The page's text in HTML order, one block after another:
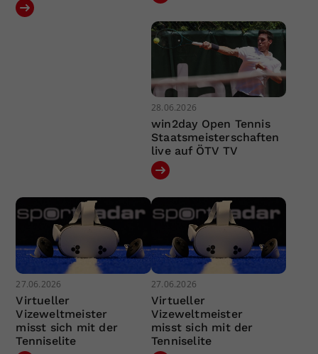
28.06.2026
win2day Open Tennis
Staatsmeisterschaften
live auf ÖTV TV
27.06.2026
Virtueller
Vizeweltmeister
misst sich mit der
Tenniselite
27.06.2026
Virtueller
Vizeweltmeister
misst sich mit der
Tenniselite